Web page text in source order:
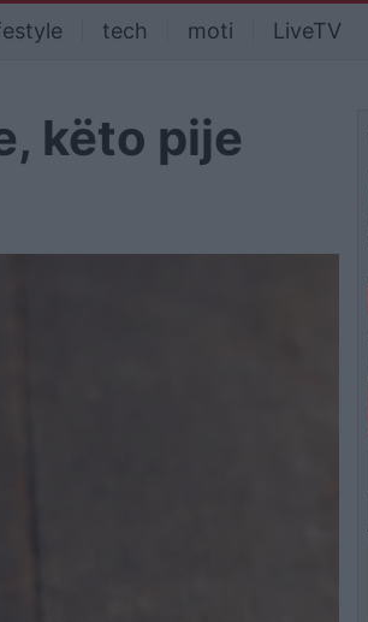
tech moti LiveTV
këto pije